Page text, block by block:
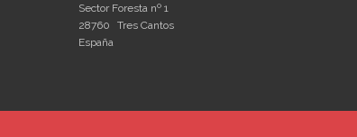
Sector Foresta nº 1
28760
Tres Cantos
España